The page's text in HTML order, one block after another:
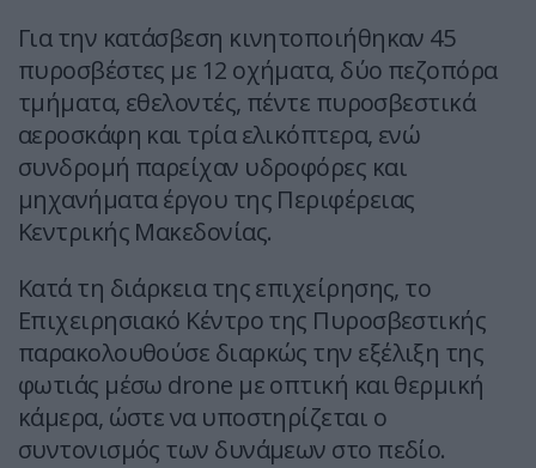
Για την κατάσβεση κινητοποιήθηκαν 45
πυροσβέστες με 12 οχήματα, δύο πεζοπόρα
τμήματα, εθελοντές, πέντε πυροσβεστικά
αεροσκάφη και τρία ελικόπτερα, ενώ
συνδρομή παρείχαν υδροφόρες και
μηχανήματα έργου της Περιφέρειας
Κεντρικής Μακεδονίας.
Κατά τη διάρκεια της επιχείρησης, το
Επιχειρησιακό Κέντρο της Πυροσβεστικής
παρακολουθούσε διαρκώς την εξέλιξη της
φωτιάς μέσω drone με οπτική και θερμική
κάμερα, ώστε να υποστηρίζεται ο
συντονισμός των δυνάμεων στο πεδίο.